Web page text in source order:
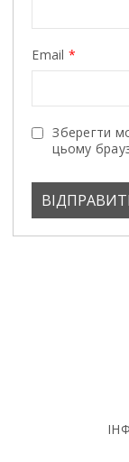
Email *
Зберегти
цьому